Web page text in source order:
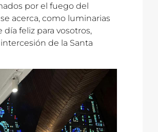
por el fuego del
acerca, como luminarias
feliz para vosotros,
de la Santa